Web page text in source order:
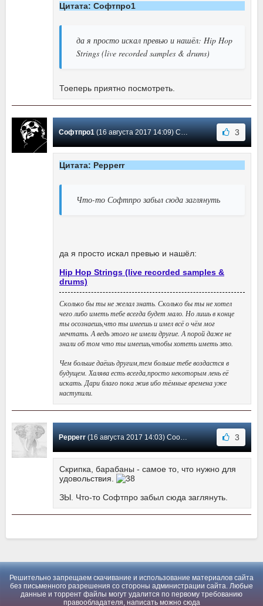
Цитата: Софтпро1
да я просто искал превью и нашёл: Hip Hop
Strings (live recorded samples & drums)
Тоеперь приятно посмотреть.
Софтпро1(16 августа 2017 14:09) Сообщение #2 3
Цитата: Pepperr
Что-то Софтпро забыл сюда заглянуть
да я просто искал превью и нашёл:
Hip Hop Strings (live recorded samples &
drums)
Сколько бы ты не желал знать. Сколько бы ты не хотел
чего либо иметь тебе всегда будет мало. Но лишь в конце
ты осознаешь,что ты имеешь и имел всё о чём мог
мечтать. А ведь этого не имели другие. А порой даже не
знали об том что ты имеешь,чтобы хотеть иметь это.
Чем больше даёшь другим,тем больше тебе воздастся в
будущем. Халява есть всегда,просто некоторым лень её
искать. Дари благо пока жив ибо тёмные времена уже
наступили.
Pepperr(16 августа 2017 14:03) Сообщение #1 3
Скрипка, барабаны - самое то, что нужно для
удовольствия.
ЗЫ. Что-то Софтпро забыл сюда заглянуть.
Решительно запрещаем скачивание и использование материалов сайта
без письменного разрешения со стороны администрации сайта. Любые
данные и торрент файлы могут удалится по первому требованию
правообладателя, написать можно сюда